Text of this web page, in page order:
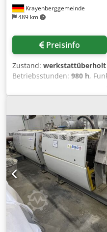
Krayenberggemeinde
489 km
Preisinfo
Zustand: werkstattüberholt
Betriebsstunden: 980 h,
,
19.000 kg, Leistung:280,23
,
770 PS, 3300
erneuert -
Iiiegref - Brechbalken mit
- zwei Trichter - langes
Abgasnorm EPA Tier 4 final